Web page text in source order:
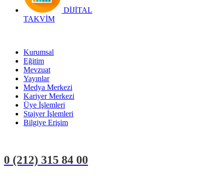
DİJİTAL
TAKVİM
Kurumsal
Eğitim
Mevzuat
Yayınlar
Medya Merkezi
Kariyer Merkezi
Üye İşlemleri
Stajyer İşlemleri
Bilgiye Erişim
0 (212) 315 84 00